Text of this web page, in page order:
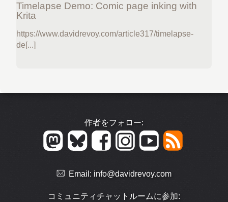
Timelapse Demo: Comic page inking with
Krita
https://www.davidrevoy.com/article317/timelapse-
de[...]
作者をフォロー:
Email: info@davidrevoy.com
コミュニティチャットルームに参加: